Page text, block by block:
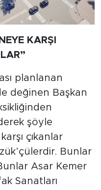
KARŞI
planlanan
değinen Başkan
şöyle
çıkanlar
Bunlar
Asar Kemer
Sanatları